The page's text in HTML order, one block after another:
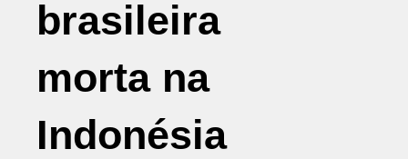
brasileira
morta na
Indonésia